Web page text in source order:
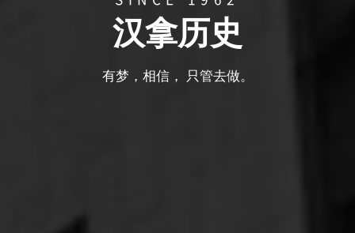
汉拿历史
有梦，相信， 只管去做。